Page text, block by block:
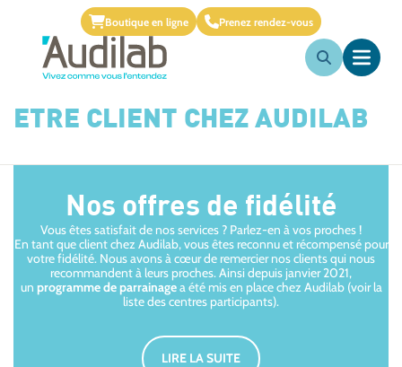
Boutique en ligne Prenez rendez-vous
ETRE CLIENT CHEZ AUDILAB
Nos offres de fidélité
Vous êtes satisfait de nos services ? Parlez-en à vos proches !
En tant que client chez Audilab, vous êtes reconnu et récompensé pour
votre fidélité. Nous avons à cœur de remercier nos clients qui nous
recommandent à leurs proches. Ainsi depuis janvier 2021,
un programme de parrainagea été mis en place chez Audilab (voir la
liste des centres participants).
LIRE LA SUITE